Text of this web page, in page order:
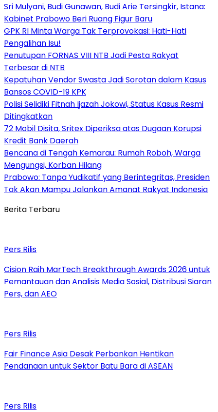
Sri Mulyani, Budi Gunawan, Budi Arie Tersingkir, Istana:
Kabinet Prabowo Beri Ruang Figur Baru
GPK RI Minta Warga Tak Terprovokasi: Hati-Hati
Pengalihan Isu!
Penutupan FORNAS VIII NTB Jadi Pesta Rakyat
Terbesar di NTB
Kepatuhan Vendor Swasta Jadi Sorotan dalam Kasus
Bansos COVID-19 KPK
Polisi Selidiki Fitnah Ijazah Jokowi, Status Kasus Resmi
Ditingkatkan
72 Mobil Disita, Sritex Diperiksa atas Dugaan Korupsi
Kredit Bank Daerah
Bencana di Tengah Kemarau: Rumah Roboh, Warga
Mengungsi, Korban Hilang
Prabowo: Tanpa Yudikatif yang Berintegritas, Presiden
Tak Akan Mampu Jalankan Amanat Rakyat Indonesia
Berita Terbaru
Pers Rilis
Cision Raih MarTech Breakthrough Awards 2026 untuk
Pemantauan dan Analisis Media Sosial, Distribusi Siaran
Pers, dan AEO
Pers Rilis
Fair Finance Asia Desak Perbankan Hentikan
Pendanaan untuk Sektor Batu Bara di ASEAN
Pers Rilis